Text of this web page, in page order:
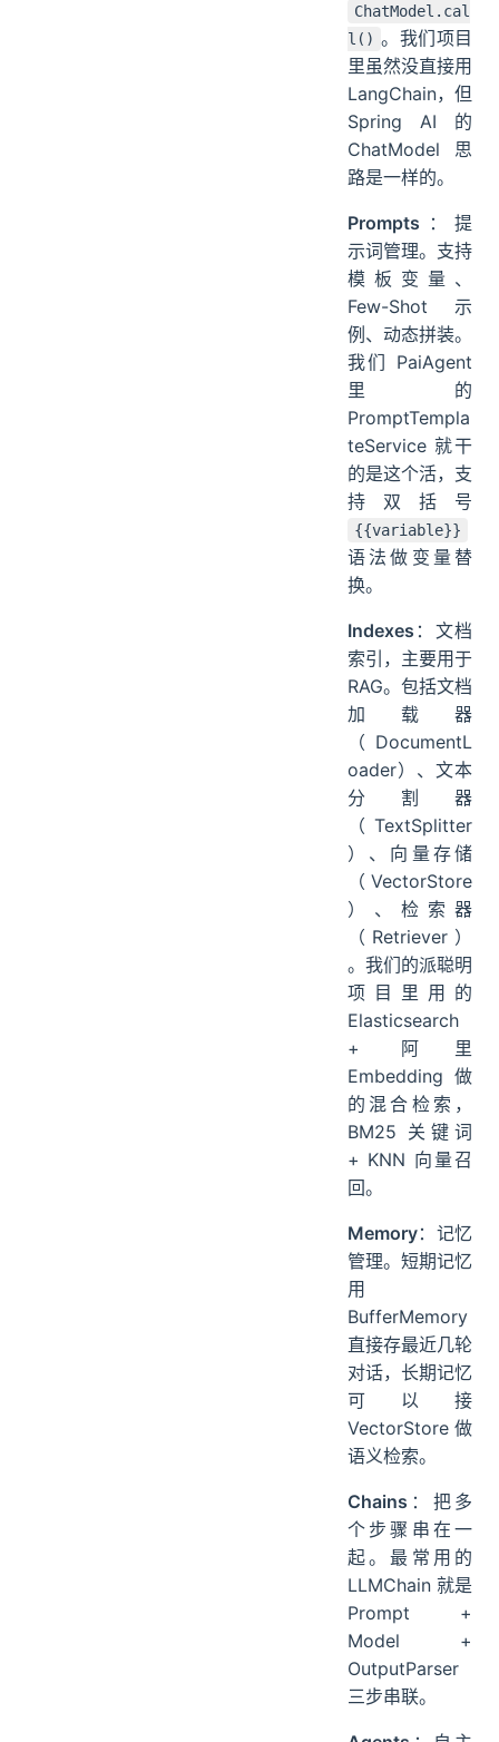
ChatModel.cal
l() 。我们项目
里虽然没直接用
LangChain，但
Spring AI 的
ChatModel 思
路是一样的。
Prompts ：提
示词管理。支持
模板变量、
Few-Shot 示
例、动态拼装。
我们 PaiAgent
里的
PromptTempla
teService 就干
的是这个活，支
持双括号
{{variable}}
语法做变量替
换。
Indexes ：文档
索引，主要用于
RAG。包括文档
加载器
（DocumentL
oader）、文本
分割器
（TextSplitter
）、向量存储
（VectorStore
）、检索器
（Retriever）
。我们的派聪明
项目里用的
Elasticsearch
+ 阿里
Embedding 做
的混合检索，
BM25 关键词
+ KNN 向量召
回。
Memory：记忆
管理。短期记忆
用
BufferMemory
直接存最近几轮
对话，长期记忆
可以接
VectorStore 做
语义检索。
Chains ：把多
个步骤串在一
起。最常用的
LLMChain 就是
Prompt +
Model +
OutputParser
三步串联。